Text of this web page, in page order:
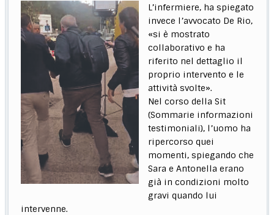
L’infermiere, ha spiegato
invece l’avvocato De Rio,
«si è mostrato
collaborativo e ha
riferito nel dettaglio il
proprio intervento e le
attività svolte».
Nel corso della Sit
(Sommarie informazioni
testimoniali), l’uomo ha
ripercorso quei
momenti, spiegando che
Sara e Antonella erano
già in condizioni molto
gravi quando lui
intervenne.